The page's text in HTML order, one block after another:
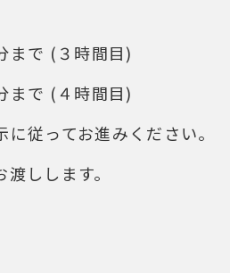
まで (３時間目)
まで (４時間目)
従ってお進みください。
しします。